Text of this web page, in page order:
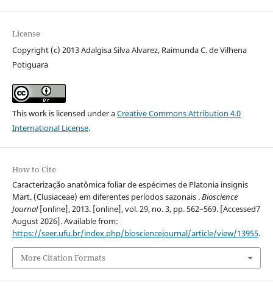
License
Copyright (c) 2013 Adalgisa Silva Alvarez, Raimunda C. de Vilhena
Potiguara
This work is licensed under aCreative Commons Attribution 4.0
International License.
How to Cite
Caracterização anatômica foliar de espécimes de Platonia insignis
Mart. (Clusiaceae) em diferentes períodos sazonais .Bioscience
Journal[online], 2013. [online], vol. 29, no. 3, pp. 562–569. [Accessed7
August 2026]. Available from:
https://seer.ufu.br/index.php/biosciencejournal/article/view/13955.
More Citation Formats